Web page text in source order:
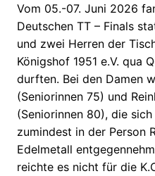
Vom 05.-07. Juni 2026
Deutschen TT – Finals
und zwei Herren der
Königshof 1951 e.V. qua
durften. Bei den Damen
(Seniorinnen 75) und
(Seniorinnen 80), die
zumindest in der Person
Edelmetall
reichte es nicht für die